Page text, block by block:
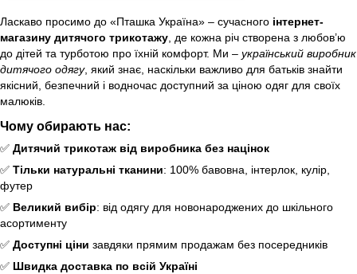
Ласкаво просимо до «Пташка Україна» – сучасного інтернет-
магазину дитячого трикотажу, де кожна річ створена з любов’ю
до дітей та турботою про їхній комфорт. Ми – український виробник
дитячого одягу, який знає, наскільки важливо для батьків знайти
якісний, безпечний і водночас доступний за ціною одяг для своїх
малюків.
Чому обирають нас:
✅ Дитячий трикотаж від виробника без націнок
✅ Тільки натуральні тканини: 100% бавовна, інтерлок, кулір,
футер
✅ Великий вибір: від одягу для новонароджених до шкільного
асортименту
✅ Доступні ціни завдяки прямим продажам без посередників
✅ Швидка доставка по всій Україні